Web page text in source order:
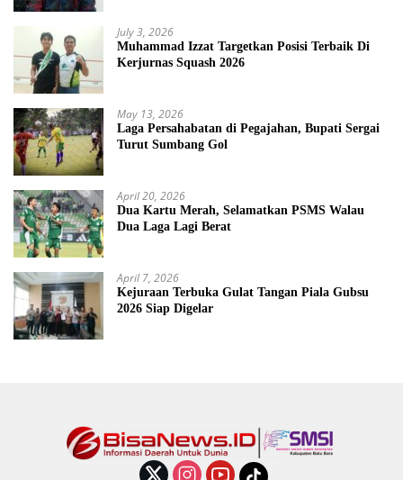
July 3, 2026
Muhammad Izzat Targetkan Posisi Terbaik Di
Kerjurnas Squash 2026
May 13, 2026
Laga Persahabatan di Pegajahan, Bupati Sergai
Turut Sumbang Gol
April 20, 2026
Dua Kartu Merah, Selamatkan PSMS Walau
Dua Laga Lagi Berat
April 7, 2026
Kejuraan Terbuka Gulat Tangan Piala Gubsu
2026 Siap Digelar